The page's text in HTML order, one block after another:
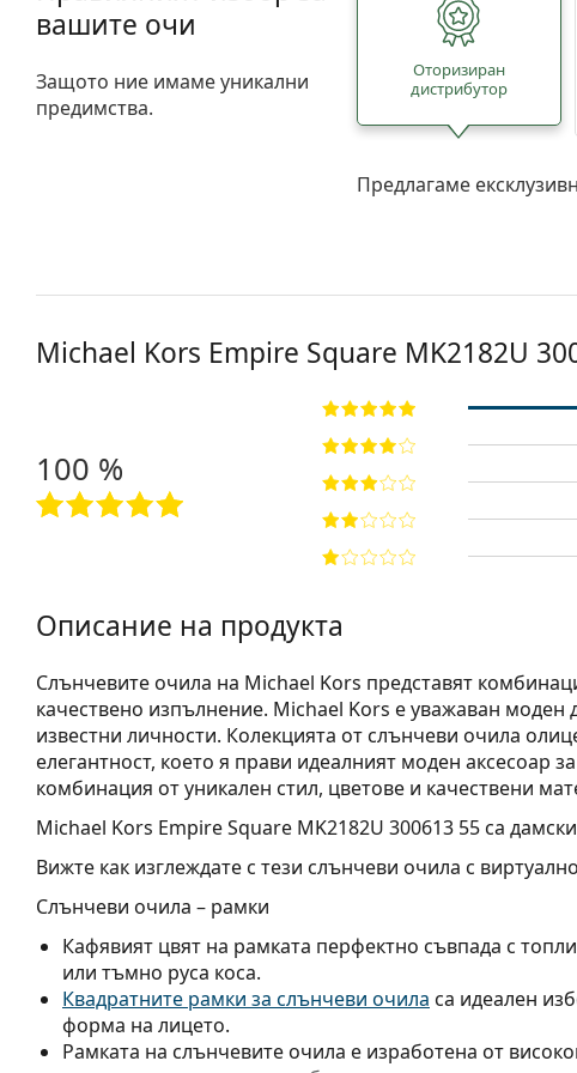
вашите очи
Защото ние имаме уникални
предимства.
Oторизиран
дистрибутор
Предлагаме
Michael Kors Empire Square MK2182U
100 %
Описание на продукта
Слънчевите очила на Michael Kors представят
качествено изпълнение. Michael Kors е уважаван моден
известни личности. Колекцията от слънчеви очила
елегантност, което я прави идеалният моден аксесоар
комбинация от уникален стил, цветове и качествени
Michael Kors Empire Square MK2182U 300613 55са
Вижте как изглеждате с тези слънчеви очила с
Слънчеви очила – рамки
Кафявият цвят на рамката перфектно съвпада с
или тъмно руса коса.
Квадратните рамки за слънчеви очила са идеален
форма на лицето.
Рамката на слънчевите очила е изработена от